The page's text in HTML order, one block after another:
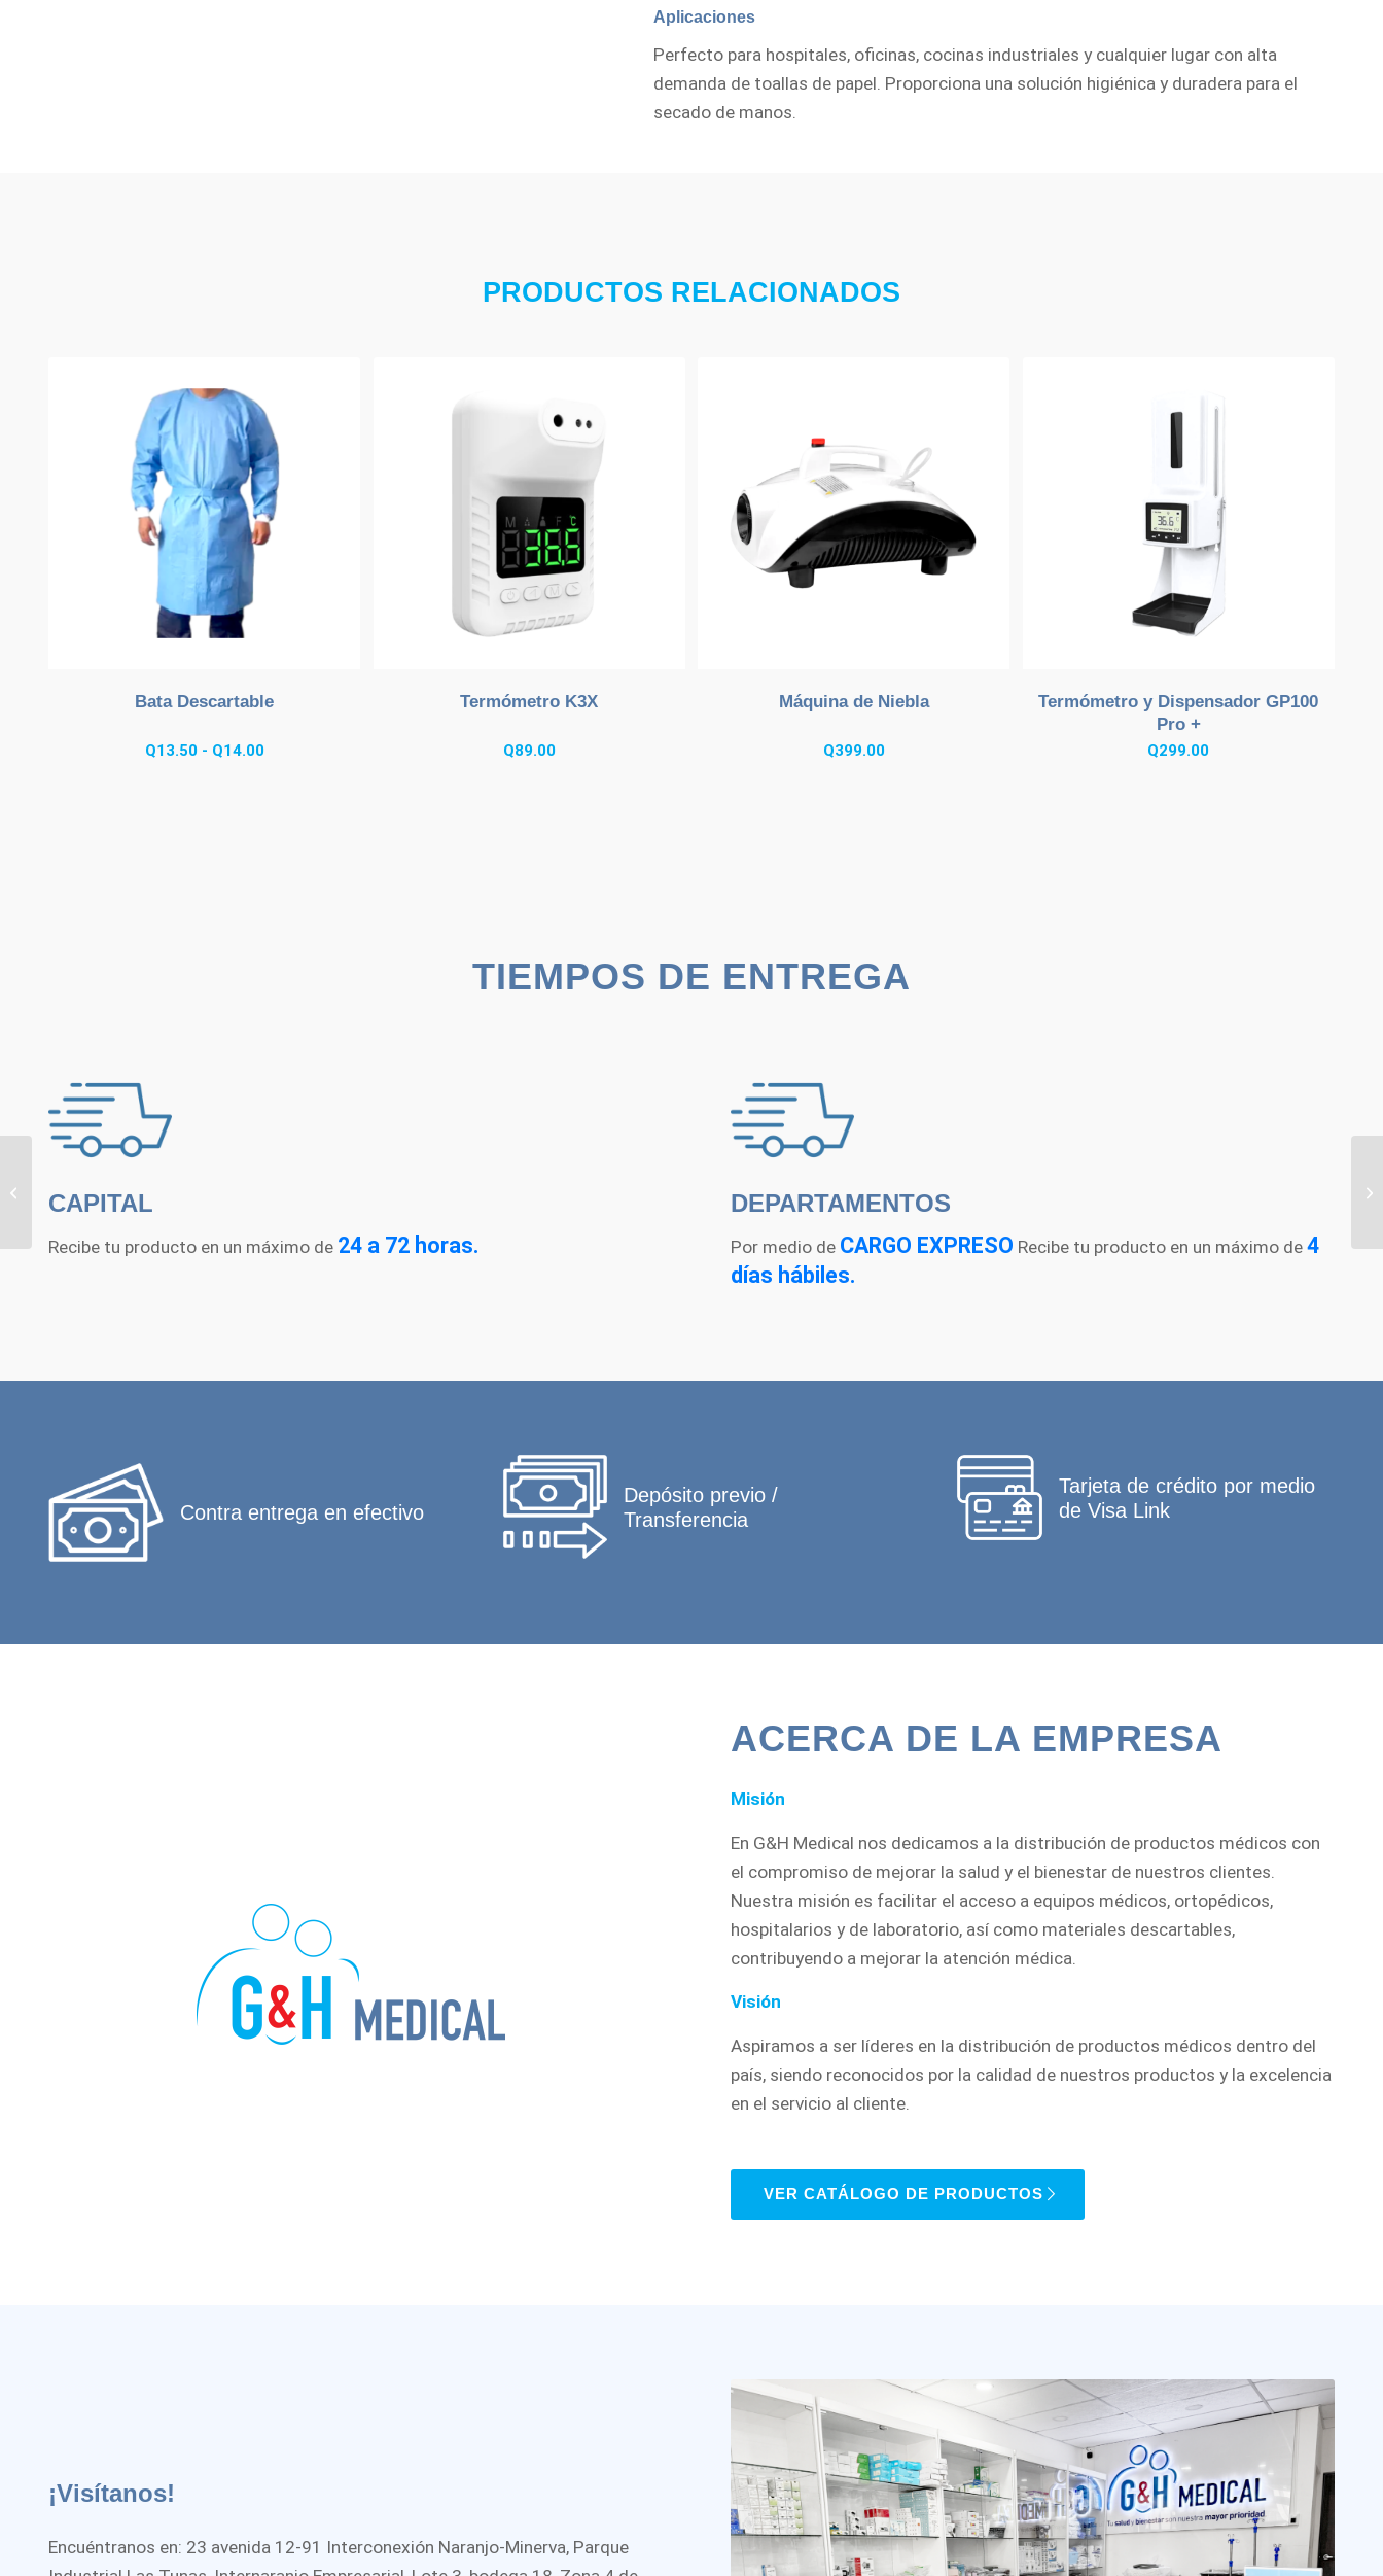
Aplicaciones
Perfecto para hospitales, oficinas, cocinas industriales y cualquier lugar con alta
demanda de toallas de papel. Proporciona una solución higiénica y duradera para el
secado de manos.
PRODUCTOS RELACIONADOS
Bata Descartable
Q13.50 - Q14.00Rango
Termómetro K3X
Q89.00
Máquina de Niebla
Q399.00
Termómetro y Dispensador GP100
Pro +
Q299.00
TIEMPOS DE ENTREGA
CAPITAL
Recibe tu producto en un máximo de 24 a 72 horas.
DEPARTAMENTOS
Por medio de CARGO EXPRESO Recibe tu producto en un máximo de 4
días hábiles.
Contra entrega en efectivo
Depósito previo /
Transferencia
Tarjeta de crédito por medio
de Visa Link
ACERCA DE LA EMPRESA
Misión
En G&H Medical nos dedicamos a la distribución de productos médicos con
el compromiso de mejorar la salud y el bienestar de nuestros clientes.
Nuestra misión es facilitar el acceso a equipos médicos, ortopédicos,
hospitalarios y de laboratorio, así como materiales descartables,
contribuyendo a mejorar la atención médica.
Visión
Aspiramos a ser líderes en la distribución de productos médicos dentro del
país, siendo reconocidos por la calidad de nuestros productos y la excelencia
en el servicio al cliente.
VER CATÁLOGO DE PRODUCTOS
¡Visítanos!
Encuéntranos en: 23 avenida 12-91 Interconexión Naranjo-Minerva, Parque
tipo Toalla 200 Hojas